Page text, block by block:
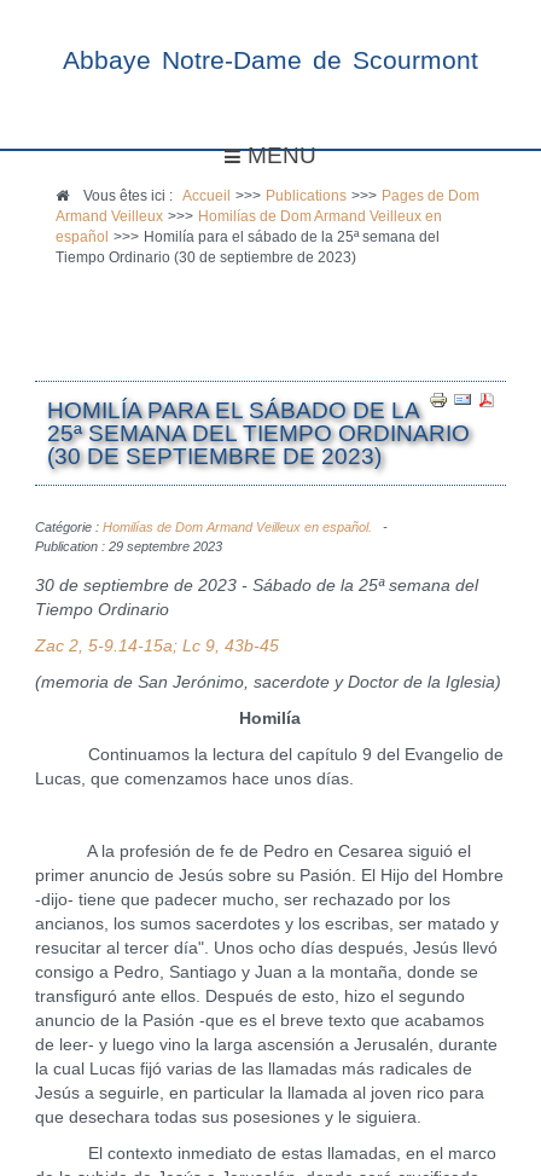
Abbaye Notre-Dame de Scourmont
MENU
Vous êtes ici :Accueil >>> Publications >>> Pages de Dom
Armand Veilleux >>> Homilías de Dom Armand Veilleux en
español
>>> Homilía para el sábado de la 25ª semana del
Tiempo Ordinario (30 de septiembre de 2023)
HOMILÍA PARA EL SÁBADO DE LA
25ª SEMANA DEL TIEMPO ORDINARIO
(30 DE SEPTIEMBRE DE 2023)
Catégorie : Homilías de Dom Armand Veilleux en español.
Publication : 29 septembre 2023
30 de septiembre de 2023 - Sábado de la 25ª semana del
Tiempo Ordinario
Zac 2, 5-9.14-15a; Lc 9, 43b-45
(memoria de San Jerónimo, sacerdote y Doctor de la Iglesia)
Homilía
Continuamos la lectura del capítulo 9 del Evangelio de
Lucas, que comenzamos hace unos días.
A la profesión de fe de Pedro en Cesarea siguió el
primer anuncio de Jesús sobre su Pasión. El Hijo del Hombre
-dijo- tiene que padecer mucho, ser rechazado por los
ancianos, los sumos sacerdotes y los escribas, ser matado y
resucitar al tercer día". Unos ocho días después, Jesús llevó
consigo a Pedro, Santiago y Juan a la montaña, donde se
transfiguró ante ellos. Después de esto, hizo el segundo
anuncio de la Pasión -que es el breve texto que acabamos
de leer- y luego vino la larga ascensión a Jerusalén, durante
la cual Lucas fijó varias de las llamadas más radicales de
Jesús a seguirle, en particular la llamada al joven rico para
que desechara todas sus posesiones y le siguiera.
El contexto inmediato de estas llamadas, en el marco